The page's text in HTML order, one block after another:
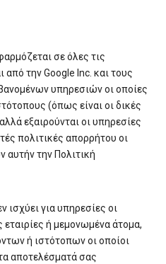
σε όλες τις
την Google Inc. και τους
υπηρεσιών οι οποίες
(όπως είναι οι δικές
εξαιρούνται οι υπηρεσίες
πολιτικές απορρήτου οι
αυτήν την Πολιτική
ισχύει για υπηρεσίες οι
ή μεμονωμένα άτομα,
ή ιστότοπων οι οποίοι
αποτελέσματά σας